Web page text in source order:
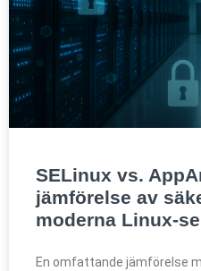
SELinux vs.
jämförelse av
moderna Linux-
En omfattande jämförelse